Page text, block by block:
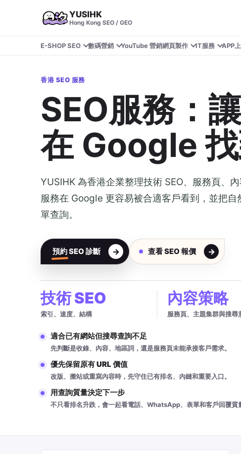
YUSIHK
Hong Kong SEO / GEO
E-SHOP SEO 數碼營銷 YouTube 營銷網頁製作 IT服務 APP
香港 SEO 服務
SEO服務：
在 Google
YUSIHK 為香港企業整理技術 SEO、服務頁、
服務在 Google 更容易被合適客戶看到，並把
單查詢。
預約 SEO 診斷 查看 SEO 報價
技術 SEO
索引、速度、結構
內容策略
服務頁、主題集群與搜尋
適合已有網站但搜尋查詢不足
先判斷是收錄、內容、地區詞，還是服務頁未能承接客戶需求。
優先保留原有 URL 價值
改版、搬站或重寫內容時，先守住已有排名、內鏈和重要入口。
用查詢質量決定下一步
不只看排名升跌，會一起看電話、WhatsApp、表單和客戶回覆質